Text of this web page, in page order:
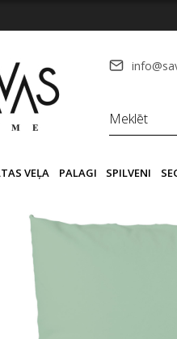
VEĻA PALAGI SPILVENI